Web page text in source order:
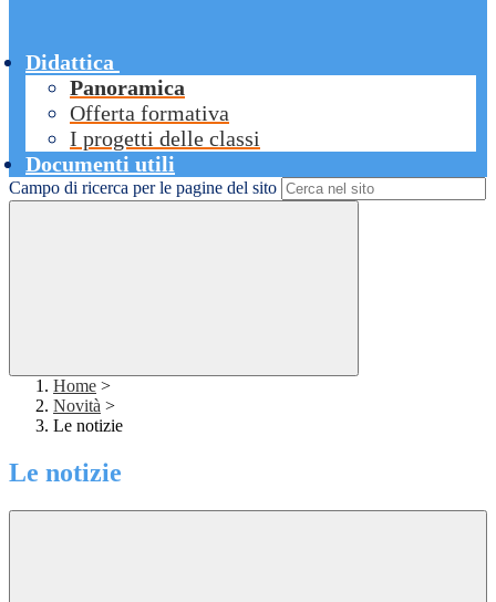
Didattica
Panoramica
Offerta formativa
I progetti delle classi
Documenti utili
Campo di ricerca per le pagine del sito
Home >
Novità >
Le notizie
Le notizie